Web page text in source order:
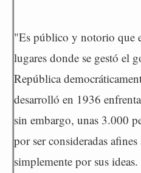
"Es público y notorio que
lugares donde se gestó el
República
desarrolló en 1936
sin embargo, unas 3.000
por ser consideradas
simplemente por sus ideas.